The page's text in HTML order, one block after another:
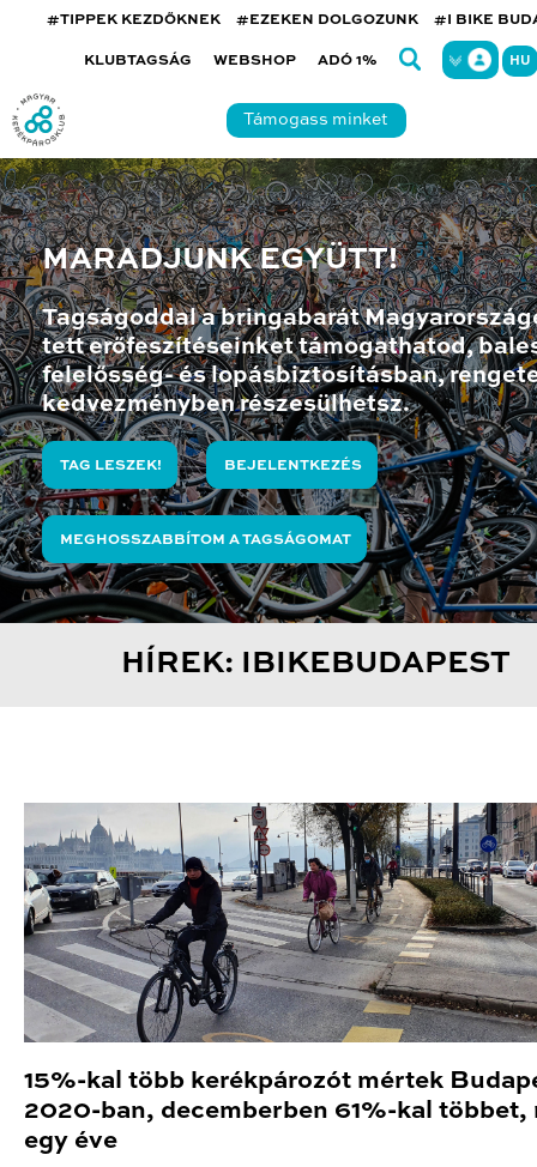
#TIPPEK KEZDŐKNEK #EZEKEN DOLGOZUNK #I BIKE
KLUBTAGSÁG WEBSHOP ADÓ 1% HU
Támogass minket
MARADJUNK EGYÜTT!
Tagságoddal a bringabarát
tett erőfeszítéseinket támogathatod,
felelősség- és lopásbiztosításban,
kedvezményben részesülhetsz.
TAG LESZEK! BEJELENTKEZÉS
MEGHOSSZABBÍTOM A TAGSÁGOMAT
HÍREK: IBIKEBUDAPEST
15%-kal több kerékpározót mértek
2020-ban, decemberben 61%-kal többet,
egy éve